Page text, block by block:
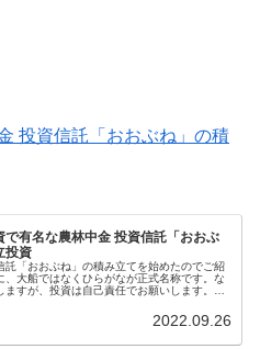
投資信託「おおぶね」の積
で有名な農林中金 投資信託「おおぶ
投資
託「おおぶね」の積み立てを始めたのでご紹
、大船ではなくひらがなが正式名称です。な
ますが、投資は自己責任でお願いします。投
2022.09.26